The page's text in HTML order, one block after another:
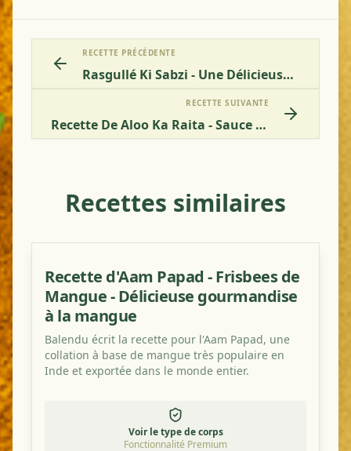
RECETTE PRÉCÉDENTE
Rasgullé Ki Sabzi - Une Délicieuse Recette Végétarienne
RECETTE SUIVANTE
Recette De Aloo Ka Raita - Sauce Au Yaourt Avec Pommes De Terre
Recettes similaires
Recette d'Aam Papad - Frisbees de
Mangue - Délicieuse gourmandise
à la mangue
Balendu écrit la recette pour l'Aam Papad, une
collation à base de mangue très populaire en
Inde et exportée dans le monde entier.
Voir le type de corps
Fonctionnalité Premium